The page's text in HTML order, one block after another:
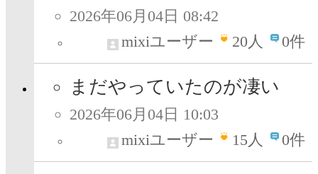
2026年06月04日 08:42
mixiユーザー
20人 0件
まだやっていたのが凄い
2026年06月04日 10:03
mixiユーザー
15人 0件